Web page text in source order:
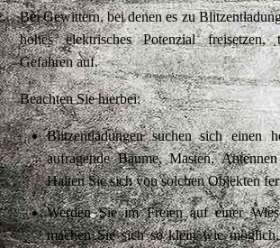
Bei Gewittern, bei denen es zu
hohes elektrisches Potenzial freisetzen,
Gefahren auf.
Beachten Sie hierbei:
Blitzentladungen suchen sich einen
aufragende Bäume, Masten,
Halten Sie sich von solchen Objekten
Werden Sie im Freien auf einer
machen Sie sich so klein wie